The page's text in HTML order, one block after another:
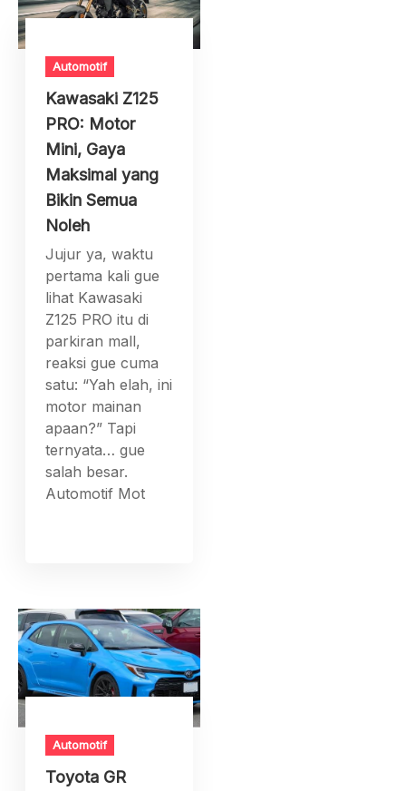
Automotif
Kawasaki Z125
PRO: Motor
Mini, Gaya
Maksimal yang
Bikin Semua
Noleh
Jujur ya, waktu
pertama kali gue
lihat Kawasaki
Z125 PRO itu di
parkiran mall,
reaksi gue cuma
satu: “Yah elah, ini
motor mainan
apaan?” Tapi
ternyata… gue
salah besar.
Automotif Mot
Automotif
Toyota GR